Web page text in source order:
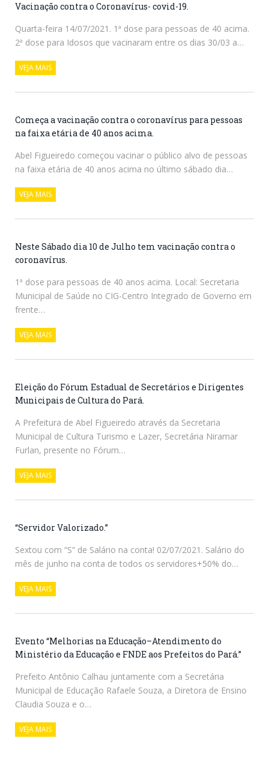
Vacinação contra o Coronavírus- covid-19.
Quarta-feira 14/07/2021. 1ª dose para pessoas de 40 acima.
2ª dose para Idosos que vacinaram entre os dias 30/03 a…
VEJA MAIS
Começa a vacinação contra o coronavírus para pessoas
na faixa etária de 40 anos acima.
Abel Figueiredo começou vacinar o público alvo de pessoas
na faixa etária de 40 anos acima no último sábado dia…
VEJA MAIS
Neste Sábado dia 10 de Julho tem vacinação contra o
coronavírus.
1ª dose para pessoas de 40 anos acima. Local: Secretaria
Municipal de Saúde no CIG-Centro Integrado de Governo em
frente…
VEJA MAIS
Eleição do Fórum Estadual de Secretários e Dirigentes
Municipais de Cultura do Pará.
A Prefeitura de Abel Figueiredo através da Secretaria
Municipal de Cultura Turismo e Lazer, Secretária Niramar
Furlan, presente no Fórum…
VEJA MAIS
“Servidor Valorizado.”
Sextou com “S” de Salário na conta! 02/07/2021. Salário do
mês de junho na conta de todos os servidores+50% do…
VEJA MAIS
Evento “Melhorias na Educação–Atendimento do
Ministério da Educação e FNDE aos Prefeitos do Pará.”
Prefeito Antônio Calhau juntamente com a Secretária
Municipal de Educação Rafaele Souza, a Diretora de Ensino
Claudia Souza e o…
VEJA MAIS